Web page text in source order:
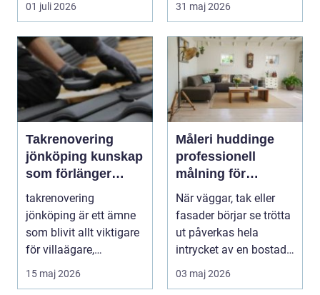
01 juli 2026 31 maj 2026
Takrenovering
jönköping kunskap
som förlänger
takets livslängd
takrenovering
jönköping är ett ämne
som blivit allt viktigare
för villaägare,
bostadsrättsföreningar.
15 maj 2026
Måleri huddinge
professionell
målning för
hållbara och
snygga resultat
När väggar, tak eller
fasader börjar se trötta
ut påverkas hela
intrycket av en bostad
eller fastigh...
03 maj 2026